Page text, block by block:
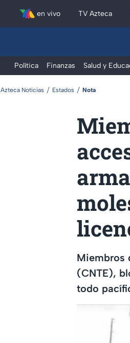
en vivo TV Azteca
Política Finanzas Salud y
Azteca Noticias Estados Nota
Miembros
(CNTE),
todo